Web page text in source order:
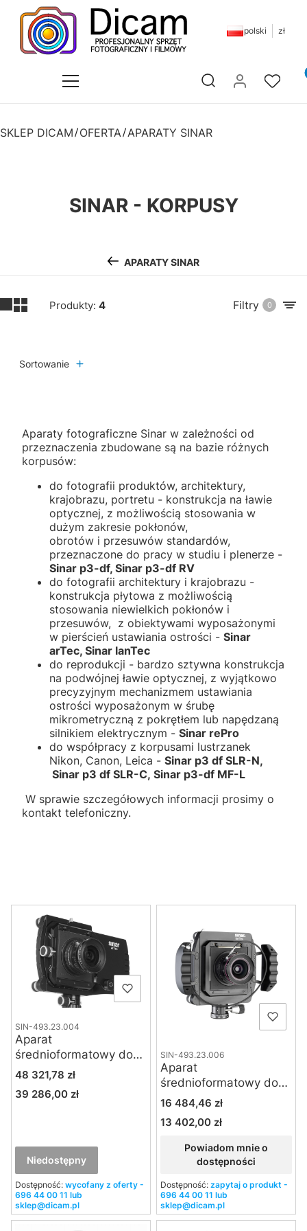
polski zł
Otwórz wyszukiwarkę
SKLEP DICAM OFERTA APARATY SINAR
SINAR - KORPUSY
APARATY SINAR
Produkty: 4 Filtry 0
Sortowanie
Aparaty fotograficzne Sinar w zależności od
przeznaczenia zbudowane są na bazie różnych
korpusów:
do fotografii produktów, architektury,
krajobrazu, portretu - konstrukcja na ławie
optycznej, z możliwością stosowania w
dużym zakresie pokłonów,
obrotów i przesuwów standardów,
przeznaczone do pracy w studiu i plenerze -
Sinar p3-df, Sinar p3-df RV
do fotografii architektury i krajobrazu -
konstrukcja płytowa z możliwością
stosowania niewielkich pokłonów i
przesuwów, z obiektywami wyposażonymi
w pierścień ustawiania ostrości - Sinar
arTec, Sinar lanTec
do reprodukcji - bardzo sztywna konstrukcja
na podwójnej ławie optycznej, z wyjątkowo
precyzyjnym mechanizmem ustawiania
ostrości wyposażonym w śrubę
mikrometryczną z pokrętłem lub napędzaną
silnikiem elektrycznym - Sinar rePro
do współpracy z korpusami lustrzanek
Nikon, Canon, Leica - Sinar p3 df SLR-N,
Sinar p3 df SLR-C, Sinar p3-df MF-L
W sprawie szczegółowych informacji prosimy o
kontakt telefoniczny.
Lista produktów
SIN-493.23.004
Aparat
średnioformatowy do
fotografii architektury i
krajobrazu Sinar arTec
Cena
48 321,78 zł
Cena
39 286,00 zł
Niedostępny
Dostępność: wycofany z oferty -
696 44 00 11 lub
sklep@dicam.pl
SIN-493.23.006
Aparat
średnioformatowy do
fotografii architektury i
krajobrazu Sinar lanTec
Cena
16 484,46 zł
Cena
13 402,00 zł
Powiadom mnie o
dostępności
Dostępność: zapytaj o produkt -
696 44 00 11 lub
sklep@dicam.pl